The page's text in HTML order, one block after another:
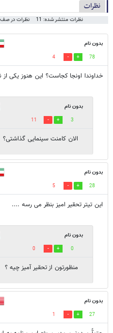
نظرات
نظرات منتشر شده: 11 نظرات در صف
بدون نام
78
4
خداوندا اونجا کجاست؟ این هنوز یکی
بدون نام
3
11
الان کامنت سینمایی گذاشتی؟
بدون نام
28
5
این تیتر تحقیر امیز بنظر می رسه ....
بدون نام
0
0
منظورتون از تحقیر آمیز چیه ؟
بدون نام
27
1